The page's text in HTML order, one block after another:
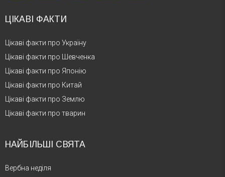
ЦІКАВІ ФАКТИ
Цікаві факти про Україну
Цікаві факти про Шевченка
Цікаві факти про Японію
Цікаві факти про Китай
Цікаві факти про Землю
Цікаві факти про тварин
НАЙБІЛЬШІ СВЯТА
Вербна неділя